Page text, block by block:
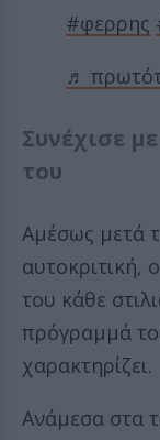
#φερρης
♬
Συνέχισε
του
Αμέσως μετά
του κάθε
πρόγραμμά
χαρακτηρίζει.
Ανάμεσα στα